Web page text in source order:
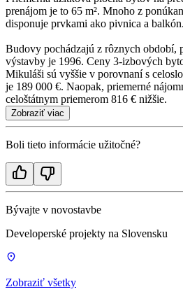
prenájom je to 65 m². Mnoho z
disponuje prvkami ako pivnica a balkón.
Budovy pochádzajú z rôznych období,
výstavby je 1996. Ceny 3-izbových
Mikuláši sú vyššie v porovnaní s
je 189 000 €. Naopak, priemerné
celoštátnym priemerom 816 € nižšie.
Zobraziť viac
Boli tieto informácie užitočné?
Bývajte v novostavbe
Developerské projekty na Slovensku
Zobraziť všetky